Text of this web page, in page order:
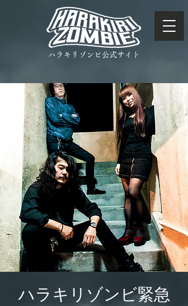
ハラキリゾンビ公式サイト
ハラキリゾンビ緊急